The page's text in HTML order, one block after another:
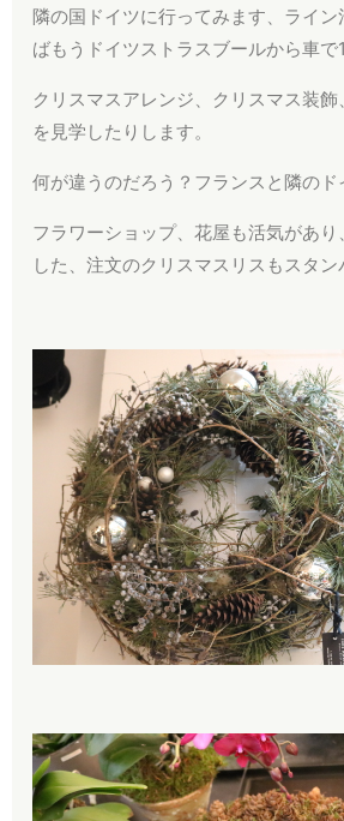
隣の国ドイツに行ってみます、ライ
ばもうドイツストラスブールから車で
クリスマスアレンジ、クリスマス装
を見学したりします。
何が違うのだろう？フランスと隣のド
フラワーショップ、花屋も活気があ
した、注文のクリスマスリスもスタン